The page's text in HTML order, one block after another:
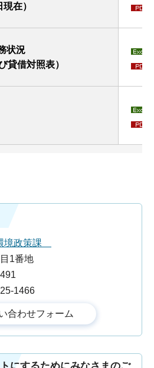
在）
状況
借対照表）
境政策課
1番地
1466